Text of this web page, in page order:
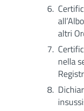
altri
nella